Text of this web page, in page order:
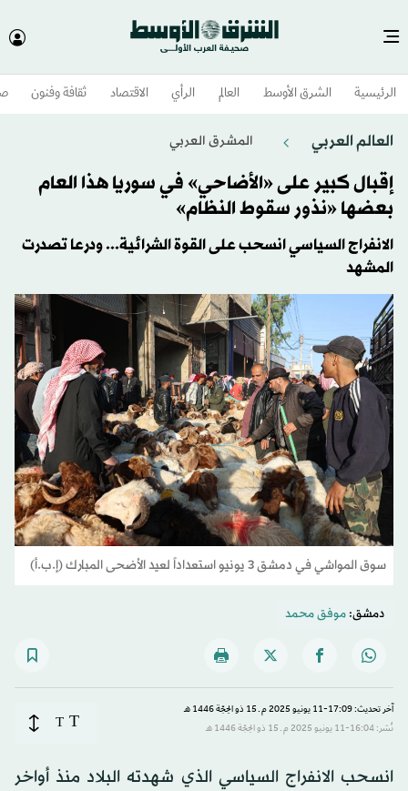
الرئيسية الشرق الأوسط​ العالم الرأي الاقتصاد ثقافة وفنون
العالم العربي المشرق العربي
إقبال كبير على «الأضاحي» في سوريا هذا العام
بعضها «نذور سقوط النظام»
الانفراج السياسي انسحب على القوة الشرائية... ودرعا تصدرت
المشهد
سوق المواشي في دمشق 3 يونيو استعداداً لعيد الأضحى المبارك (إ.ب.أ)
دمشق:موفق محمد
آخر تحديث: 17:09-11 يونيو 2025 م ـ 15 ذو الحِجّة 1446 هـ
نُشر: 16:04-11 يونيو 2025 م ـ 15 ذو الحِجّة 1446 هـ
T
T
انسحب الانفراج السياسي الذي شهدته البلاد منذ أواخر